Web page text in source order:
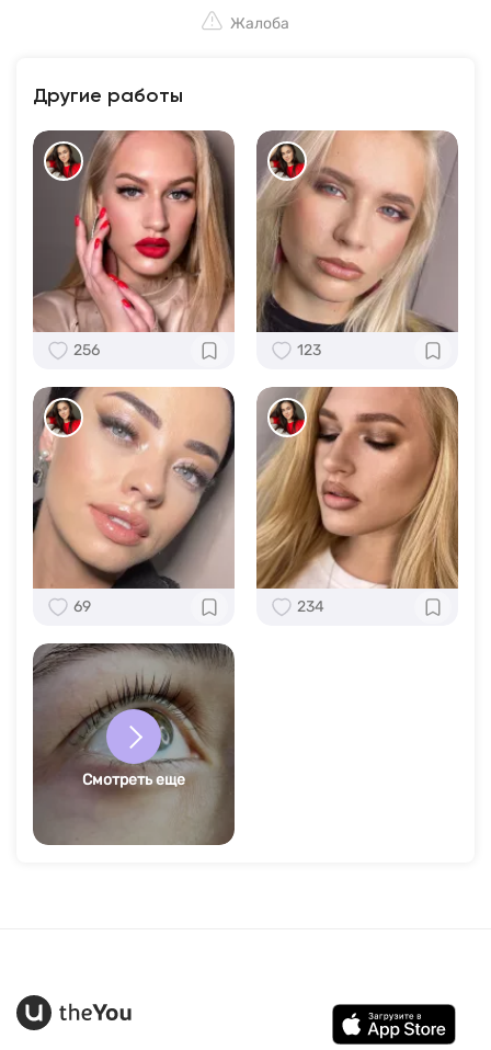
Жалоба
Другие работы
256 123
69 234
Смотреть еще